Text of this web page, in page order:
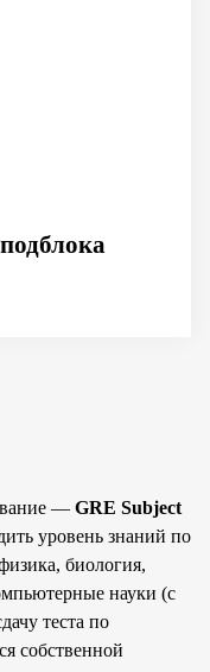
— GRE Subject
уровень знаний по
биология,
науки (с
теста по
собственной